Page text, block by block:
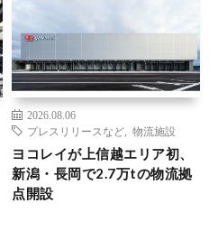
2026.08.06
プレスリリースなど
物流施設
ヨコレイが上信越エリア初、
新潟・長岡で2.7万tの物流拠
点開設